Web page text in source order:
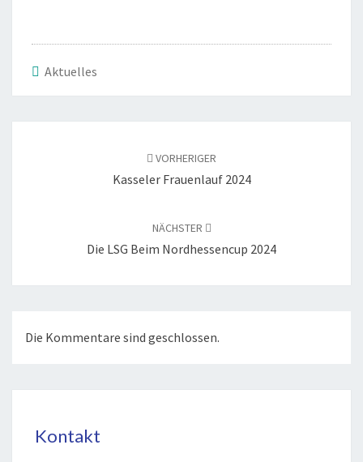
Aktuelles
VORHERIGER
Kas­se­ler Frau­en­lauf 2024
NÄCHSTER
Die LSG Beim Nord­hes­sen­cup 2024
Die Kommentare sind geschlossen.
Kontakt